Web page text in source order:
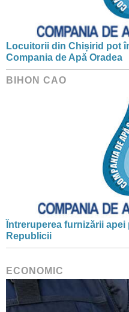
Locuitorii din Chișirid pot
Compania de Apă Oradea
BIHON CAO
Întreruperea furnizării
Republicii
ECONOMIC